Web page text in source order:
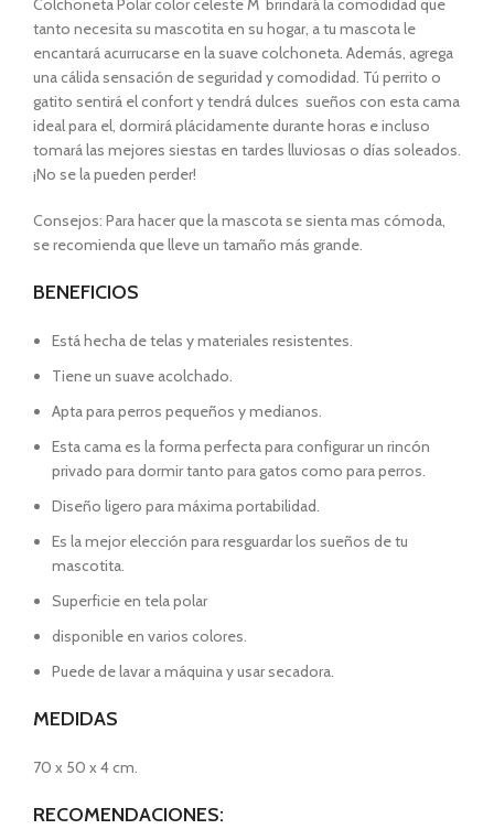
Colchoneta Polar color celeste M brindará la comodidad que
tanto necesita su mascotita en su hogar, a tu mascota le
encantará acurrucarse en la suave colchoneta. Además, agrega
una cálida sensación de seguridad y comodidad. Tú perrito o
gatito sentirá el confort y tendrá dulces sueños con esta cama
ideal para el, dormirá plácidamente durante horas e incluso
tomará las mejores siestas en tardes lluviosas o días soleados.
¡No se la pueden perder!
Consejos: Para hacer que la mascota se sienta mas cómoda,
se recomienda que lleve un tamaño más grande.
BENEFICIOS
Está hecha de telas y materiales resistentes.
Tiene un suave acolchado.
Apta para perros pequeños y medianos.
Esta cama es la forma perfecta para configurar un rincón
privado para dormir tanto para gatos como para perros.
Diseño ligero para máxima portabilidad.
Es la mejor elección para resguardar los sueños de tu
mascotita.
Superficie en tela polar
disponible en varios colores.
Puede de lavar a máquina y usar secadora.
MEDIDAS
70 x 50 x 4 cm.
RECOMENDACIONES: